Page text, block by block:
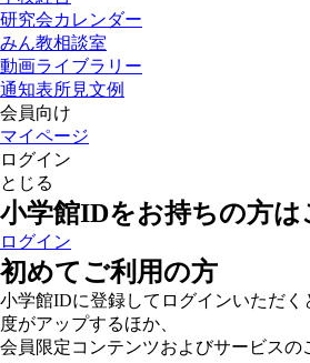
研究会カレンダー
みん教相談室
動画ライブラリー
通知表所見文例
会員向け
マイページ
ログイン
とじる
小学館IDをお持ちの方は
ログイン
初めてご利用の方
小学館IDに登録してログインいただ
度がアップするほか、
会員限定コンテンツおよびサービスの